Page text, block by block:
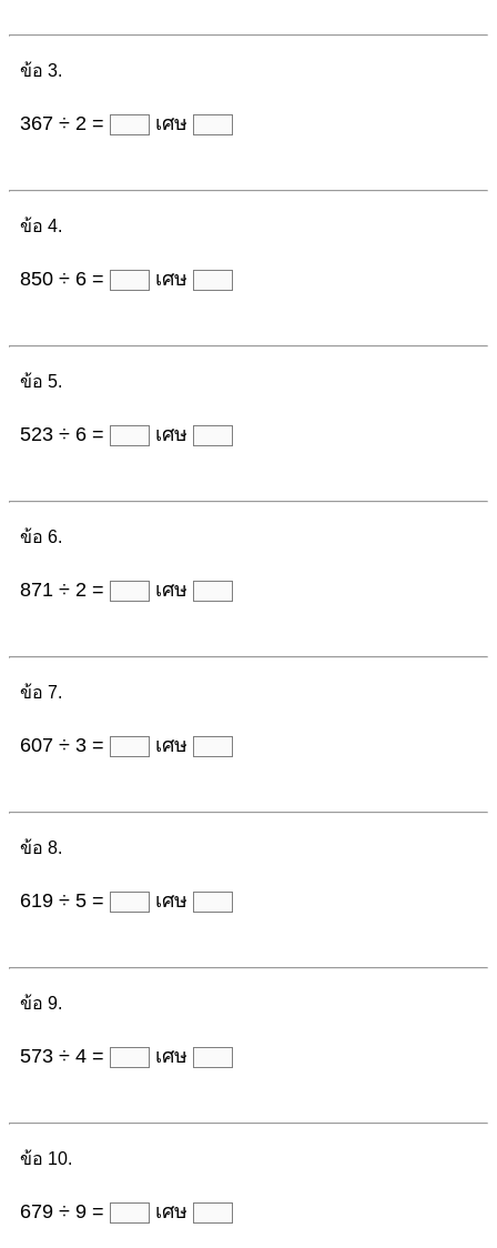
ข้อ 3.
367 ÷ 2 = เศษ
ข้อ 4.
850 ÷ 6 = เศษ
ข้อ 5.
523 ÷ 6 = เศษ
ข้อ 6.
871 ÷ 2 = เศษ
ข้อ 7.
607 ÷ 3 = เศษ
ข้อ 8.
619 ÷ 5 = เศษ
ข้อ 9.
573 ÷ 4 = เศษ
ข้อ 10.
679 ÷ 9 = เศษ